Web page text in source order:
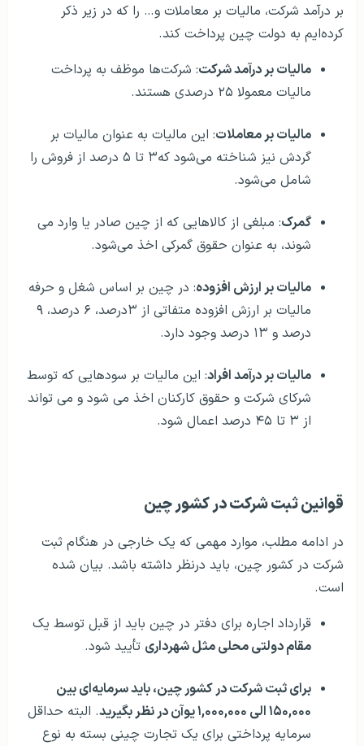
بر درآمد شرکت، مالیات بر معاملات و… را که در زیر ذکر
کرده‌ایم به دولت چین پرداخت کند.
مالیات بر درآمد شرکت: شرکت‌ها موظف به پرداخت
مالیات معمولا ۲۵ درصدی هستند.
مالیات بر معاملات: این مالیات به عنوان مالیات بر
گردش نیز شناخته می‌شود که۳ تا ۵ درصد از فروش را
شامل می‌شود.
گمرک: مبلغی از کالاهایی که از چین صادر یا وارد می
شوند، به عنوان حقوق گمرکی اخذ می‌شود.
مالیات بر ارزش افزوده: در چین بر اساس شغل و حرفه
مالیات بر ارزش افزوده متفاتی از ۳درصد، ۶ درصد، ۹
درصد و ۱۳ درصد وجود دارد.
مالیات بر درآمد افراد: این مالیات بر سودهایی که توسط
شرکای شرکت و حقوق کارکنان اخذ می شود و می تواند
از ۳ تا ۴۵ درصد اعمال شود.
قوانین ثبت شرکت در کشور چین
در ادامه مطلب، موارد مهمی که یک خارجی در هنگام ثبت
شرکت در کشور چین، باید درنظر داشته باشد. بیان شده
است.
قرارداد اجاره برای دفتر در چین باید از قبل توسط یک
مقام دولتی محلی مثل شهرداری تأیید شود.
برای ثبت شرکت در کشور چین، باید سرمایه‌ای بین
۱۵۰,۰۰۰ الی ۱,۰۰۰,۰۰۰ یوآن در نظر بگیرید
. البته حداقل
سرمایه پرداختی برای یک تجارت چینی بسته به نوع